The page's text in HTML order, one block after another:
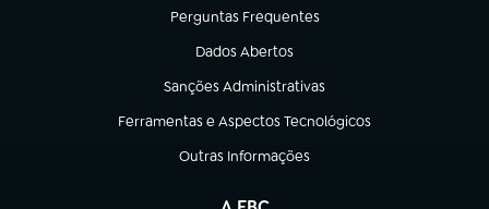
Perguntas Frequentes
(abre em nova aba)
Dados Abertos
(abre em nova aba)
Sanções Administrativas
(abre em nova aba)
Ferramentas e Aspectos Tecnológicos
(abre em nova aba)
Outras Informações
(abre em nova aba)